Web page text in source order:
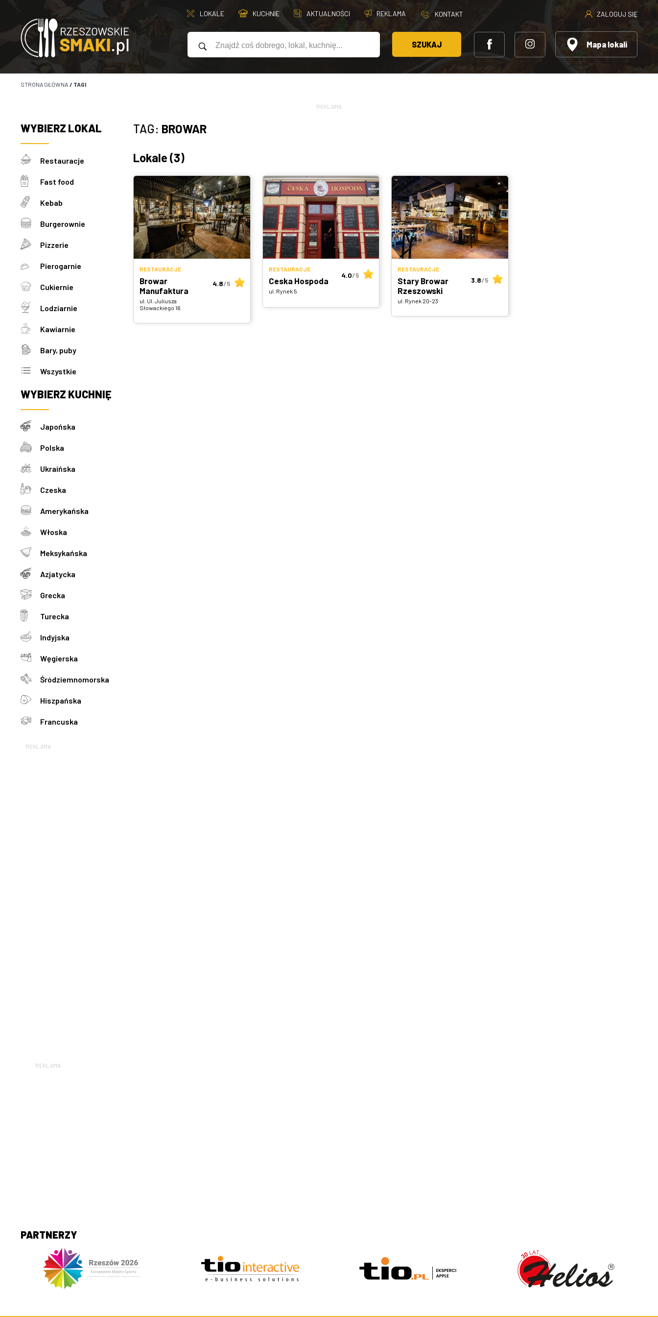
LOKALE KUCHNIE AKTUALNOŚCI REKLAMA KONTAKT ZALOGUJ SIĘ
SZUKAJ Mapa lokali
STRONA GŁÓWNA / TAGI
REKLAMA
WYBIERZ LOKAL
Restauracje
Fast food
Kebab
Burgerownie
Pizzerie
Pierogarnie
Cukiernie
Lodziarnie
Kawiarnie
Bary, puby
Wszystkie
WYBIERZ KUCHNIĘ
Japońska
Polska
Ukraińska
Czeska
Amerykańska
Włoska
Meksykańska
Azjatycka
Grecka
Turecka
Indyjska
Węgierska
Śródziemnomorska
Hiszpańska
Francuska
REKLAMA
TAG: BROWAR
Lokale (3)
RESTAURACJE
Browar
Manufaktura
ul. Ul. Juliusza
Słowackiego 16
4.8/5
RESTAURACJE
Ceska Hospoda
ul. Rynek 5
4.0/5
RESTAURACJE
Stary Browar
Rzeszowski
ul. Rynek 20-23
3.8/5
REKLAMA
PARTNERZY